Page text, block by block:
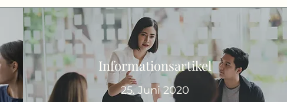
Informationsartikel
25. Juni 2020